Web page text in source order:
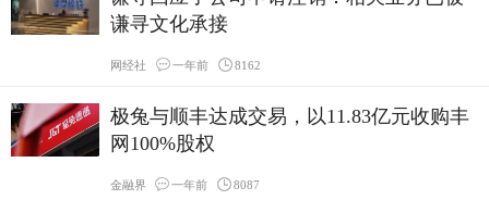
谦寻文化承接
网经社 一年前 8162
极兔与顺丰达成交易，以11.83亿元收购丰
网100%股权
金融界 一年前 8087